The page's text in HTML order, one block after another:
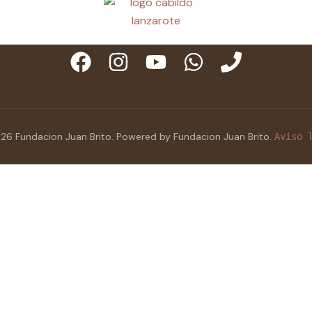
Fundacion Juan Brito. Powered by Fundacion Juan Brito. Aviso